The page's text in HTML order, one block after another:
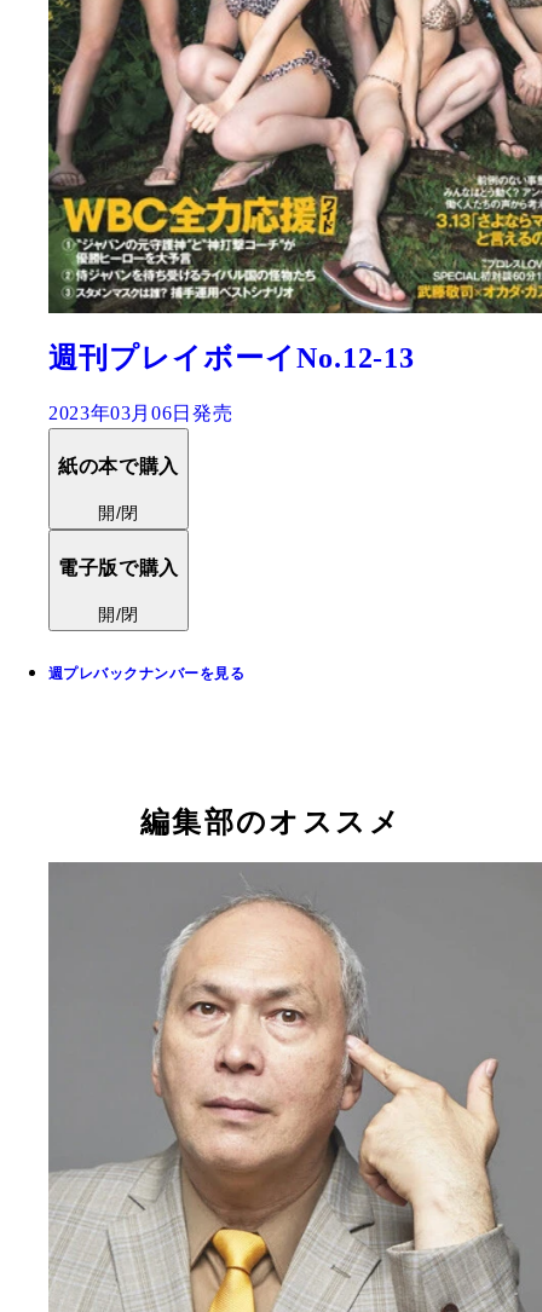
週刊プレイボーイNo.12-13
2023年03月06日発売
紙の本で購入
開/閉
電子版で購入
開/閉
週プレバックナンバーを見る
編集部のオススメ